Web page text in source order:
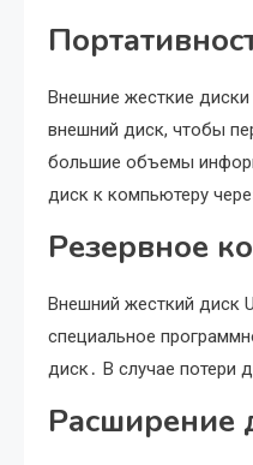
Внешние жесткие
внешний диск, чтобы
большие объемы
диск к компьютеру
Резервное
Внешний жесткий диск
специальное
диск․ В случае потери
Расширение